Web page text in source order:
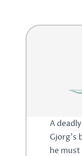
A
Gjorg's
he